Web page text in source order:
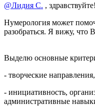
@Лидия С. , здравствуйте!
Нумерология может
разобраться. Я вижу, что
Выделю основные
- творческие
- инициативность,
административные